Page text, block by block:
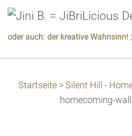
oder auch: der kreative Wahnsinn!
Startseite > Silent Hill -
homecoming-